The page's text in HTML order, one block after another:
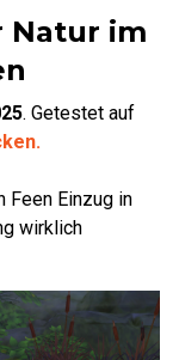
Natur im
. Getestet auf
Feen Einzug in
wirklich